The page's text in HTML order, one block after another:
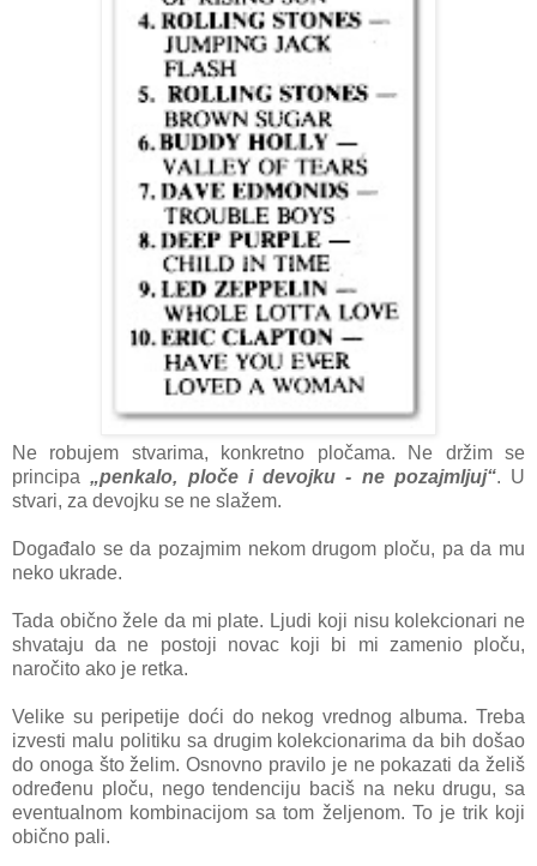
Ne robujem stvarima, konkretno pločama. Ne držim se
principa„penkalo, ploče i devojku - ne pozajmljuj“. U
stvari, za devojku se ne slažem.
Događalo se da pozajmim nekom drugom ploču, pa da mu
neko ukrade.
Tada obično žele da mi plate. Ljudi koji nisu kolekcionari ne
shvataju da ne postoji novac koji bi mi zamenio ploču,
naročito ako je retka.
Velike su peripetije doći do nekog vrednog albuma. Treba
izvesti malu politiku sa drugim kolekcionarima da bih došao
do onoga što želim. Osnovno pravilo je ne pokazati da želiš
određenu ploču, nego tendenciju baciš na neku drugu, sa
eventualnom kombinacijom sa tom željenom. To je trik koji
obično pali.